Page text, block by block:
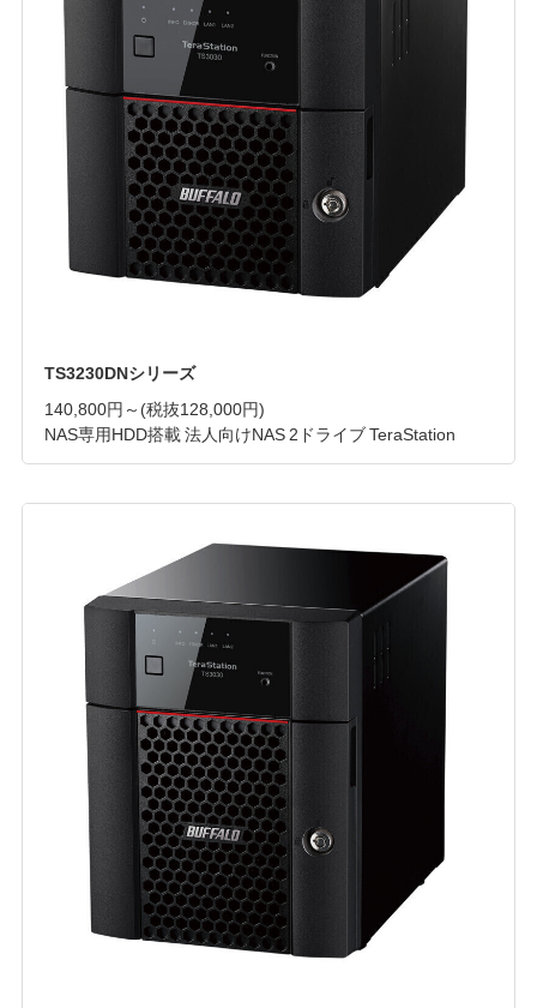
TS3230DNシリーズ
140,800円～ (税抜128,000円)
NAS専用HDD搭載 法人向けNAS 2ドライブ TeraStation